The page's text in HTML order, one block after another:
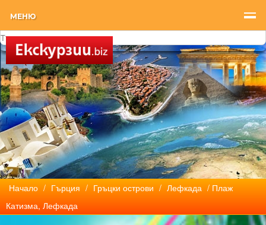
МЕНЮ
Начало / Гърция / Гръцки острови / Лефкада / Плаж
Катизма, Лефкада